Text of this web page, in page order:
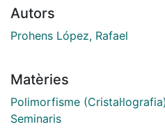
Autors
Prohens López, Rafael
Matèries
Polimorfisme (Cristal·lografia)
Seminaris